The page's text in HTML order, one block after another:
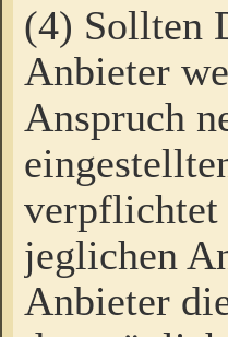
(4) Sollten
Anbieter
Anspruch
verpflichtet
jeglichen
Anbieter